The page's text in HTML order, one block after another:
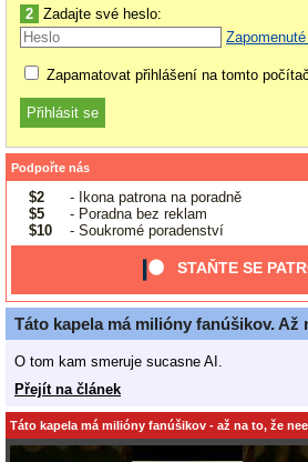
2 Zadajte své heslo:
Zapamatovat přihlášení na tomto
Podpořte nás
$2
- Ikona patrona na poradně
$5
- Poradna bez reklam
$10
- Soukromé poradenství
STAŇTE SE
Táto kapela má milióny fanúšikov. Až
O tom kam smeruje sucasne AI.
Přejít na článek
Táto kapela má milióny fanúšikov - až na to, že